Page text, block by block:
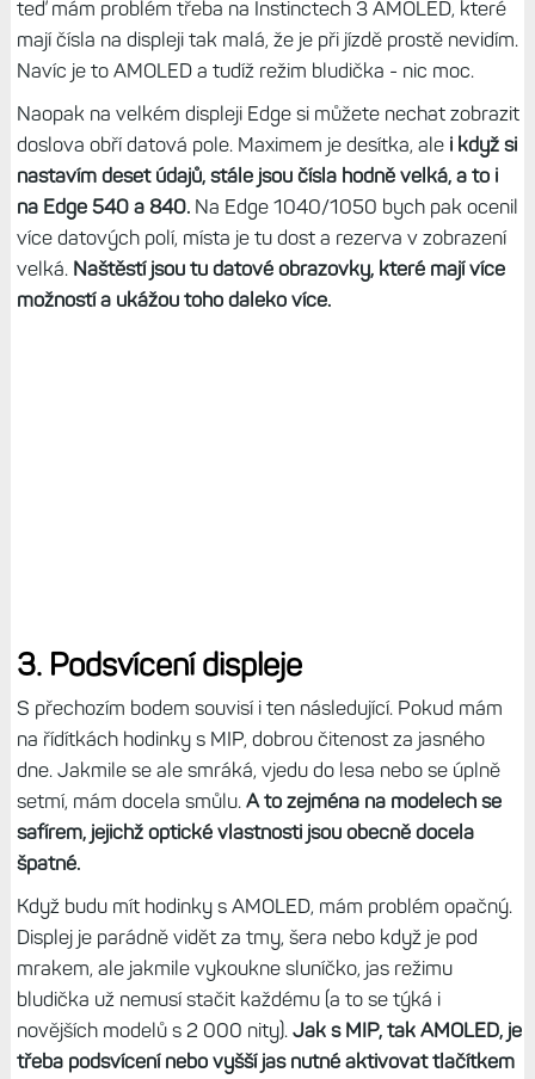
teď mám problém třeba na Instinctech 3 AMOLED, které
mají čísla na displeji tak malá, že je při jízdě prostě nevidím.
Navíc je to AMOLED a tudíž režim bludička - nic moc.
Naopak na velkém displeji Edge si můžete nechat zobrazit
doslova obří datová pole. Maximem je desítka, ale i když si
nastavím deset údajů, stále jsou čísla hodně velká, a to i
na Edge 540 a 840.Na Edge 1040/1050 bych pak ocenil
více datových polí, místa je tu dost a rezerva v zobrazení
velká. Naštěstí jsou tu datové obrazovky, které mají více
možností a ukážou toho daleko více.
3. Podsvícení displeje
S přechozím bodem souvisí i ten následující. Pokud mám
na řídítkách hodinky s MIP, dobrou čitenost za jasného
dne. Jakmile se ale smráká, vjedu do lesa nebo se úplně
setmí, mám docela smůlu. A to zejména na modelech se
safírem, jejichž optické vlastnosti jsou obecně docela
špatné.
Když budu mít hodinky s AMOLED, mám problém opačný.
Displej je parádně vidět za tmy, šera nebo když je pod
mrakem, ale jakmile vykoukne sluníčko, jas režimu
bludička už nemusí stačit každému (a to se týká i
novějších modelů s 2 000 nity). Jak s MIP, tak AMOLED, je
třeba podsvícení nebo vyšší jas nutné aktivovat tlačítkem